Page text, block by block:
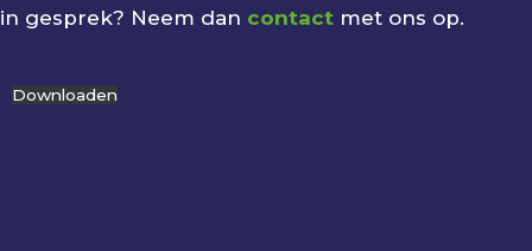
in gesprek? Neem dan contact met ons op.
Downloaden